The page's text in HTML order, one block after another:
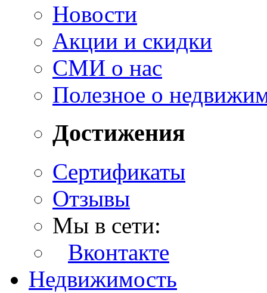
Новости
Акции и скидки
СМИ о нас
Полезное о
Достижения
Сертификаты
Отзывы
Мы в сети:
Вконтакте
Недвижимость